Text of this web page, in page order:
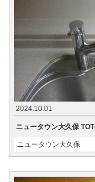
2024.10.01
ニュータウン大久保
ニュータウン大久保